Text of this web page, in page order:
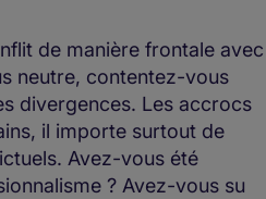
de manière frontale avec
neutre, contentez-vous
divergences. Les accrocs
il importe surtout de
Avez-vous été
? Avez-vous su